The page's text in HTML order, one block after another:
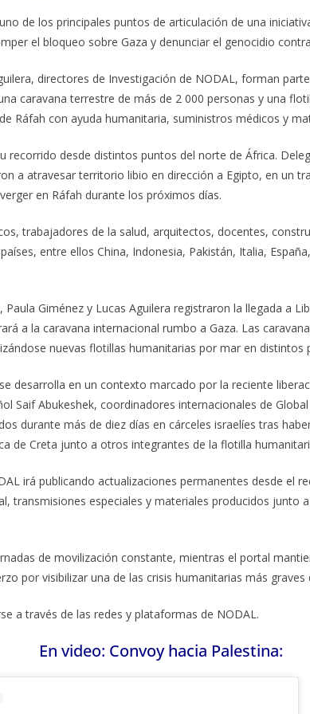
m
ai m
p
ar
ti
de los principales puntos de articulación de una
el bloqueo sobre Gaza y denunciar el genocidio
directores de Investigación de NODAL, forman
caravana terrestre de más de 2 000 personas y una
Ráfah con ayuda humanitaria, suministros médicos y
recorrido desde distintos puntos del norte de África.
a atravesar territorio libio en dirección a Egipto, en un
en Ráfah durante los próximos días.
trabajadores de la salud, arquitectos, docentes,
entre ellos China, Indonesia, Pakistán, Italia,
Giménez y Lucas Aguilera registraron la llegada a
a la caravana internacional rumbo a Gaza. Las
nuevas flotillas humanitarias por mar en distintos
desarrolla en un contexto marcado por la reciente
Saif Abukeshek, coordinadores internacionales de
durante más de diez días en cárceles israelíes tras
de Creta junto a otros integrantes de la flotilla
irá publicando actualizaciones permanentes desde el
transmisiones especiales y materiales producidos junto
de movilización constante, mientras el portal
por visibilizar una de las crisis humanitarias más graves
a través de las redes y plataformas de NODAL.
En video: Convoy hacia Palestina: